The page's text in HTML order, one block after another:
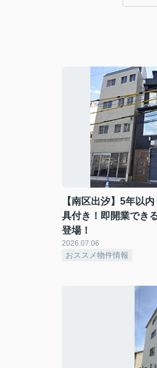
【南区出汐】5年以
具付き！即開業でき
登場！
2026.07.06
おススメ物件情報